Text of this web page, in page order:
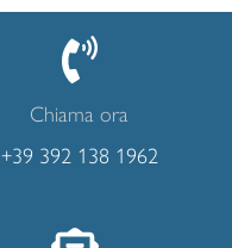
Chiama ora
+39 392 138 1962